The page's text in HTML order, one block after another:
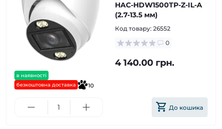
в наявності
безкоштовна доставка
10
HAC-HDW1500TP-Z-IL-A
(2.7-13.5 мм)
Код товару: 26552
0
4 140.00 грн.
До кошика